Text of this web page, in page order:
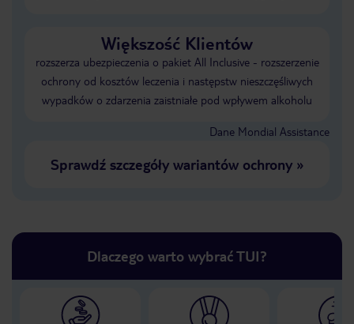
Większość Klientów
rozszerza ubezpieczenia o pakiet All Inclusive - rozszerzenie
ochrony od kosztów leczenia i następstw nieszczęśliwych
wypadków o zdarzenia zaistniałe pod wpływem alkoholu
Dane Mondial Assistance
Sprawdź szczegóły wariantów ochrony»
Dlaczego warto wybrać TUI?